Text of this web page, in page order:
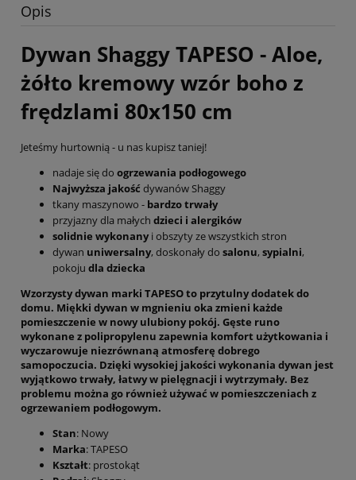
Opis
Dywan Shaggy TAPESO - Aloe,
żółto kremowy wzór boho z
frędzlami 80x150 cm
Jeteśmy hurtownią - u nas kupisz taniej!
nadaje się do ogrzewania podłogowego
Najwyższa jakość dywanów Shaggy
tkany maszynowo - bardzo trwały
przyjazny dla małych dzieci i alergików
solidnie wykonanyi obszyty ze wszystkich stron
dywan uniwersalny, doskonały do salonu, sypialni,
pokoju dla dziecka
Wzorzysty dywan marki TAPESOto przytulny dodatek do
domu. Miękki dywan w mgnieniu oka zmieni każde
pomieszczenie w nowy ulubiony pokój. Gęste runo
wykonane z polipropylenu zapewnia komfort użytkowania i
wyczarowuje niezrównaną atmosferę dobrego
samopoczucia. Dzięki wysokiej jakości wykonania dywan jest
wyjątkowotrwały, łatwyw pielęgnacji i wytrzymały. Bez
problemu można go również używać w pomieszczeniach z
ogrzewaniem podłogowym.
Stan: Nowy
Marka: TAPESO
Kształt: prostokąt